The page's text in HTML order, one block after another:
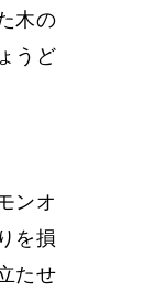
木の
うど
ンオ
を損
たせ